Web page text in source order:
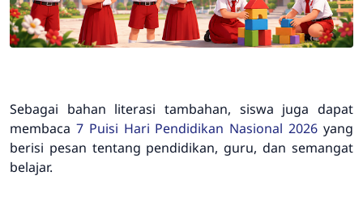
Sebagai bahan literasi tambahan, siswa juga dapat
membaca 7 Puisi Hari Pendidikan Nasional 2026 yang
berisi pesan tentang pendidikan, guru, dan semangat
belajar.